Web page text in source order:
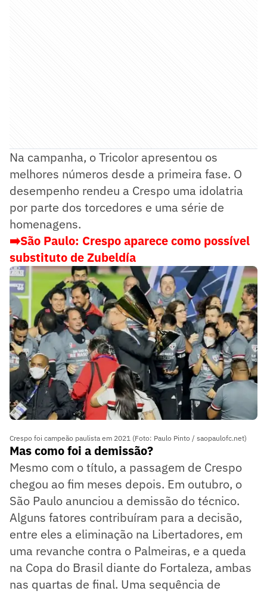
Na campanha, o Tricolor apresentou os
melhores números desde a primeira fase. O
desempenho rendeu a Crespo uma idolatria
por parte dos torcedores e uma série de
homenagens.
➡️São Paulo: Crespo aparece como possível
substituto de Zubeldía
Crespo foi campeão paulista em 2021 (Foto: Paulo Pinto / saopaulofc.net)
Mas como foi a demissão?
Mesmo com o título, a passagem de Crespo
chegou ao fim meses depois. Em outubro, o
São Paulo anunciou a demissão do técnico.
Alguns fatores contribuíram para a decisão,
entre eles a eliminação na Libertadores, em
uma revanche contra o Palmeiras, e a queda
na Copa do Brasil diante do Fortaleza, ambas
nas quartas de final. Uma sequência de